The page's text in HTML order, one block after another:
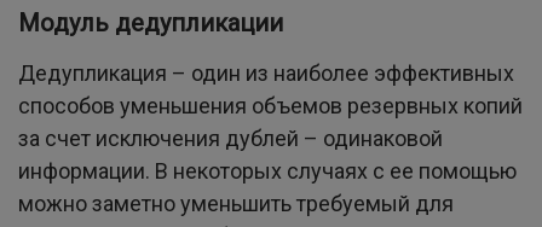
Модуль дедупликации
Дедупликация – один из наиболее эффективных
способов уменьшения объемов резервных копий
за счет исключения дублей – одинаковой
информации. В некоторых случаях с ее помощью
можно заметно уменьшить требуемый для